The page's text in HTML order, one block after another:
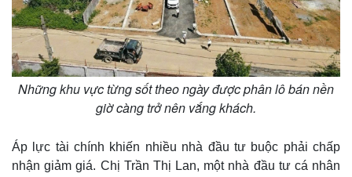
Những khu vực từng sốt theo ngày được phân lô bán nền
giờ càng trở nên vắng khách.
Áp lực tài chính khiến nhiều nhà đầu tư buộc phải chấp
nhận giảm giá. Chị Trần Thị Lan, một nhà đầu tư cá nhân